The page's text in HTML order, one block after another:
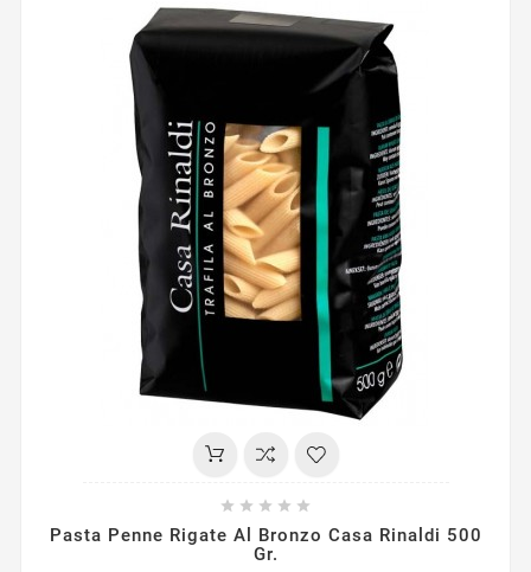
    
Pasta Penne Rigate Al Bronzo Casa Rinaldi 500
Gr.